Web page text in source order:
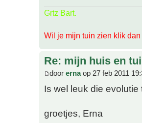
Grtz Bart.
Wil je mijn tuin zien klik dan
Re: mijn huis en
door ernaop 27 feb 2011
Is wel leuk die
groetjes, Erna